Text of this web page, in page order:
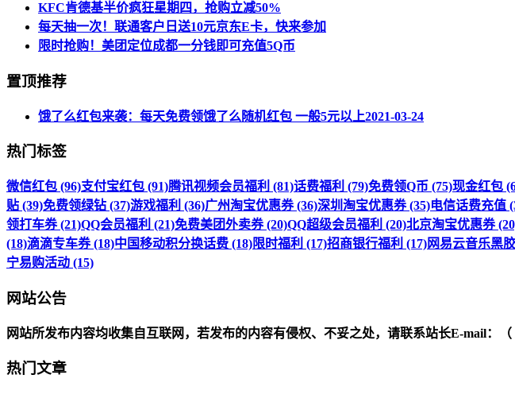
KFC肯德基半价疯狂星期四，抢购立减50%
每天抽一次！联通客户日送10元京东E卡，快来参加
限时抢购！美团定位成都一分钱即可充值5Q币
置顶推荐
饿了么红包来袭：每天免费领饿了么随机红包 一般5元以上2021-03-24
热门标签
微信红包 (96)支付宝红包 (91)腾讯视频会员福利 (81)话费福利 (79)免费领Q币 (75)现金红包
贴 (39)免费领绿钻 (37)游戏福利 (36)广州淘宝优惠券 (36)深圳淘宝优惠券 (35)电信话费充值
领打车券 (21)QQ会员福利 (21)免费美团外卖券 (20)QQ超级会员福利 (20)北京淘宝优惠券
(18)滴滴专车券 (18)中国移动积分换话费 (18)限时福利 (17)招商银行福利 (17)网易云音乐黑
宁易购活动 (15)
网站公告
网站所发布内容均收集自互联网，若发布的内容有侵权、不妥之处，请联系站长E-mail：
热门文章